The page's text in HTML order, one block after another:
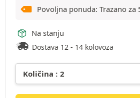
Povoljna ponuda: Trazano za
Na stanju
Dostava 12 - 14 kolovoza